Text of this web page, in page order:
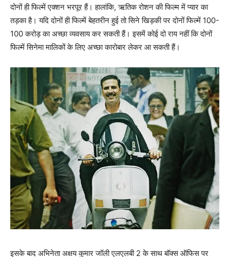
दोनों ही फिल्‍में एक्‍शन भरपूर हैं। हालांकि, ऋतिक रोशन की फिल्‍म में प्‍यार का
तड़का है। यदि दोनों ही फिल्‍में बेहतरीन हुई तो सिने खिड़की पर दोनों फिल्‍में 100-
100 करोड़ का अच्‍छा व्‍यवसाय कर सकती हैं। इसमें कोई दो राय नहीं कि दोनों
फिल्‍में सिनेमा मालिकों के लिए अच्‍छा कारोबार लेकर आ सकती हैं।
इसके बाद अभिनेता अक्षय कुमार जॉली एलएलबी 2 के साथ बॉक्‍स ऑफिस पर